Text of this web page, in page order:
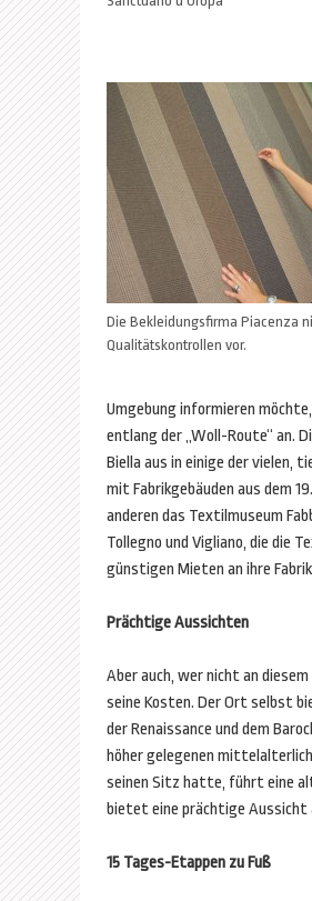
Die Bekleidungsfirma Piacenza
Qualitätskontrollen vor.
Umgebung informieren
entlang der „Woll-Route“ an.
Biella aus in einige der vielen,
mit Fabrikgebäuden aus dem
anderen das Textilmuseum
Tollegno und Vigliano, die die
günstigen Mieten an ihre
Prächtige Aussichten
Aber auch, wer nicht an
seine Kosten. Der Ort selbst
der Renaissance und dem
höher gelegenen
seinen Sitz hatte, führt eine
bietet eine prächtige Aussicht
15 Tages-Etappen zu Fuß